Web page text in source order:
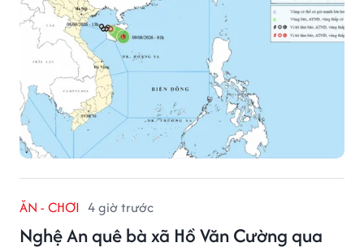
ĂN - CHƠI 4 giờ trước
Nghệ An quê bà xã Hồ Văn Cường qua